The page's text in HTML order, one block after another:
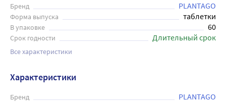
Бренд PLANTAGO
Форма выпуска таблетки
В упаковке 60
Срок годности Длительный срок
Все характеристики
Характеристики
Бренд PLANTAGO